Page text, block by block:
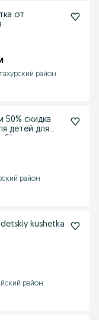
от
район
50% скидка
детей для
район
район